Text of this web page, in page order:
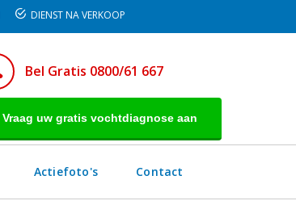
DIENST NA VERKOOP
Bel Gratis 0800/61 667
Vraag uw gratis vochtdiagnose aan
Actiefoto's Contact